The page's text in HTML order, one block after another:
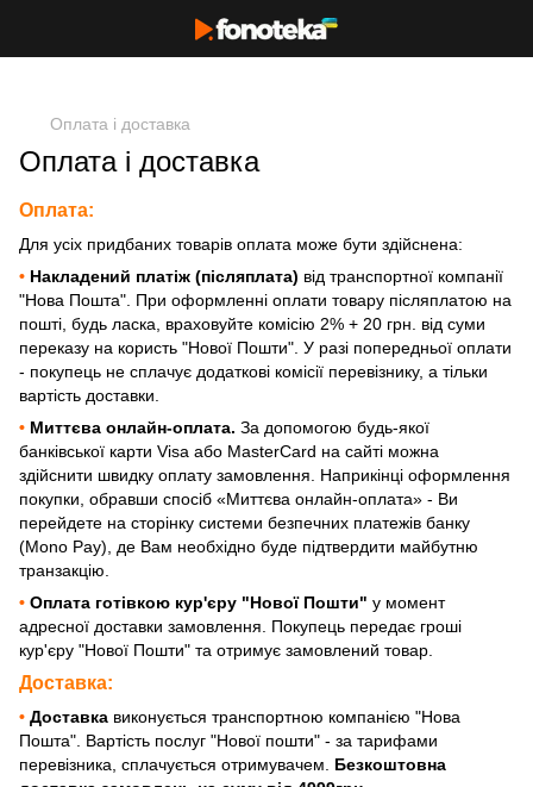
Оплата і доставка
Оплата і доставка
Оплата:
Для усіх придбаних товарів оплата може бути здійснена:
• Накладений платіж (післяплата) від транспортної компанії
"Нова Пошта". При оформленні оплати товару післяплатою на
пошті, будь ласка, враховуйте комісію 2% + 20 грн. від суми
переказу на користь "Нової Пошти". У разі попередньої оплати
- покупець не сплачує додаткові комісії перевізнику, а тільки
вартість доставки.
• Миттєва онлайн-оплата. За допомогою будь-якої
банківської карти Visa або MasterCard на сайті можна
здійснити швидку оплату замовлення. Наприкінці оформлення
покупки, обравши спосіб «Миттєва онлайн-оплата» - Ви
перейдете на сторінку системи безпечних платежів банку
(Mono Pay), де Вам необхідно буде підтвердити майбутню
транзакцію.
• Оплата готівкою кур'єру "Нової Пошти" у момент
адресної доставки замовлення. Покупець передає гроші
кур'єру "Нової Пошти" та отримує замовлений товар.
Доставка:
• Доставка виконується транспортною компанією "Нова
Пошта". Вартість послуг "Нової пошти" - за тарифами
перевізника, сплачується отримувачем. Безкоштовна